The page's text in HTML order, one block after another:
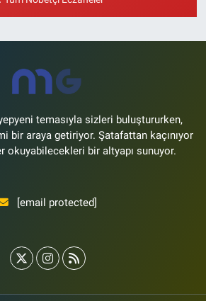
Sokak 7 A Dürümcü Baba'nın Bir Alt
Sokağı
temasıyla sizleri buluştururken,
bir araya getiriyor. Şatafattan kaçınıyor
okuyabilecekleri bir altyapı sunuyor.
[email protected]